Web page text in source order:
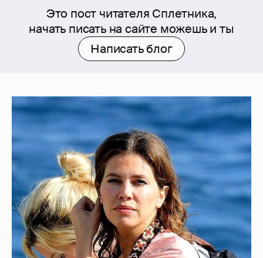
Это пост читателя Сплетника,
начать писать на сайте можешь и ты
Написать блог